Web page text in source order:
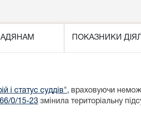
ПОКАЗНИКИ
і статус суддів", враховуючи
0/15-23 змінила територіальну